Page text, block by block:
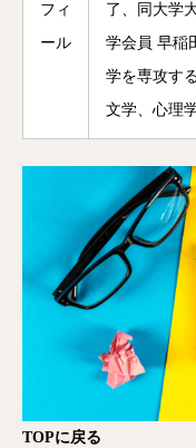
フィ
ール
了、同大学
学会員 早稲
学を専攻す
文学、心理
TOPに戻る